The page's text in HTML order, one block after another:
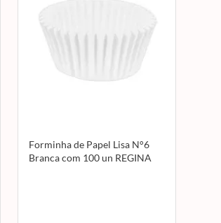
Forminha de Papel Lisa N°6
Branca com 100 un REGINA